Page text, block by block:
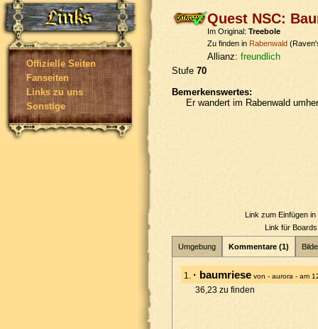
Offizielle Seiten
Fanseiten
Links zu uns
Sonstige
Quest NSC:
Im Original: Treebole
Zu finden in Rabenwald
Allianz: freundlich
Stufe 70
Bemerkenswertes:
Er wandert im Rabenwald
Link zum Einfügen
Link für
Umgebung Kommentare (1)
1. · baumriese von - aurora - am
36,23 zu finden